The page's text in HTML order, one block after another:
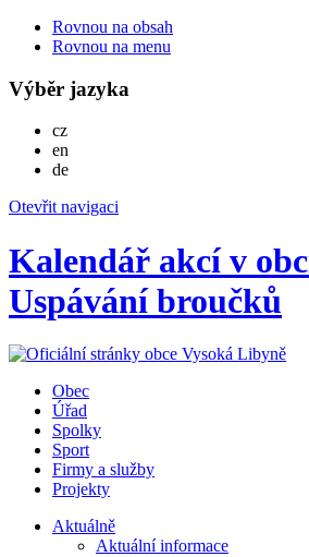
Rovnou na obsah
Rovnou na menu
Výběr jazyka
czČesky
en
deDeutsch
Otevřit navigaci
Kalendář akcí v
Uspávání broučků
Obec
Úřad
Spolky
Sport
Firmy a služby
Projekty
Aktuálně
Aktuální informace